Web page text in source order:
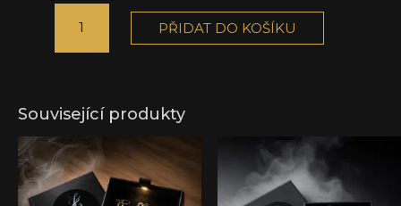
PŘÁNÍ
PŘIDAT DO KOŠÍKU
Související produkty